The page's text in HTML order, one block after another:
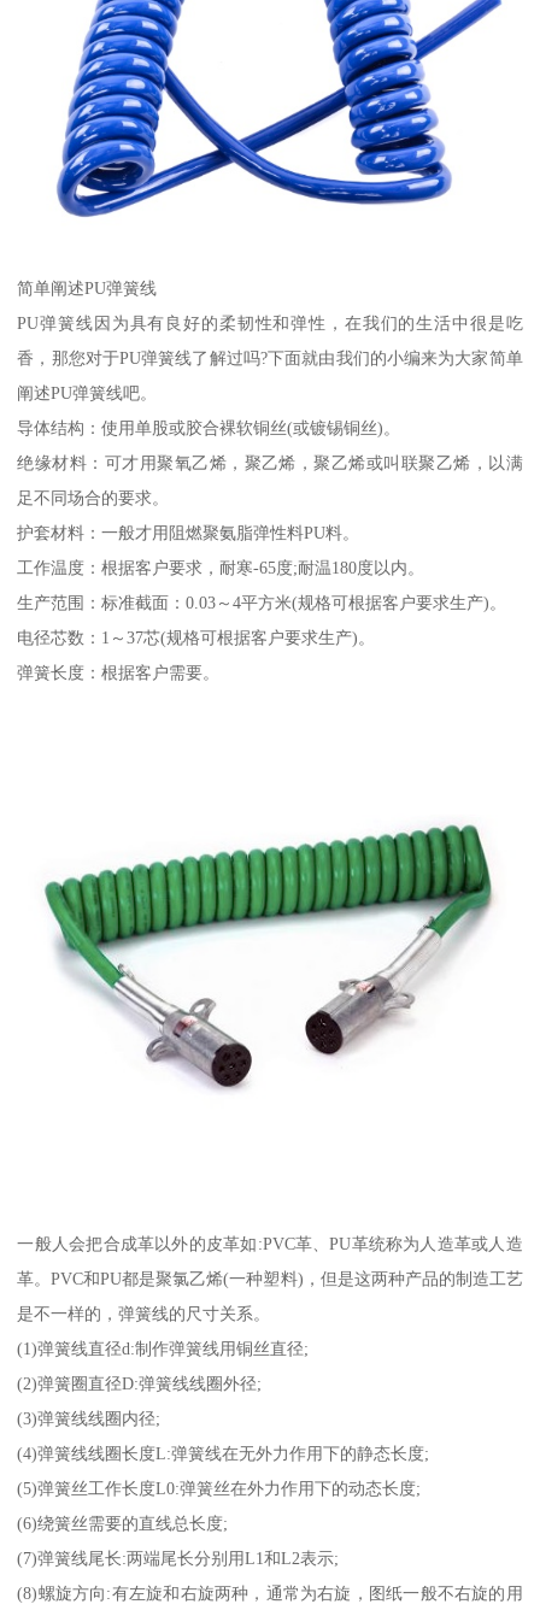
简单阐述PU弹簧线
PU弹簧线因为具有良好的柔韧性和弹性，在我们的生活中很是吃
香，那您对于PU弹簧线了解过吗?下面就由我们的小编来为大家简单
阐述PU弹簧线吧。
导体结构：使用单股或胶合裸软铜丝(或镀锡铜丝)。
绝缘材料：可才用聚氧乙烯，聚乙烯，聚乙烯或叫联聚乙烯，以满
足不同场合的要求。
护套材料：一般才用阻燃聚氨脂弹性料PU料。
工作温度：根据客户要求，耐寒-65度;耐温180度以内。
生产范围：标准截面：0.03～4平方米(规格可根据客户要求生产)。
电径芯数：1～37芯(规格可根据客户要求生产)。
弹簧长度：根据客户需要。
一般人会把合成革以外的皮革如:PVC革、PU革统称为人造革或人造
革。PVC和PU都是聚氯乙烯(一种塑料)，但是这两种产品的制造工艺
是不一样的，弹簧线的尺寸关系。
(1)弹簧线直径d:制作弹簧线用铜丝直径;
(2)弹簧圈直径D:弹簧线线圈外径;
(3)弹簧线线圈内径;
(4)弹簧线线圈长度L:弹簧线在无外力作用下的静态长度;
(5)弹簧丝工作长度L0:弹簧丝在外力作用下的动态长度;
(6)绕簧丝需要的直线总长度;
(7)弹簧线尾长:两端尾长分别用L1和L2表示;
(8)螺旋方向:有左旋和右旋两种，通常为右旋，图纸一般不右旋的用